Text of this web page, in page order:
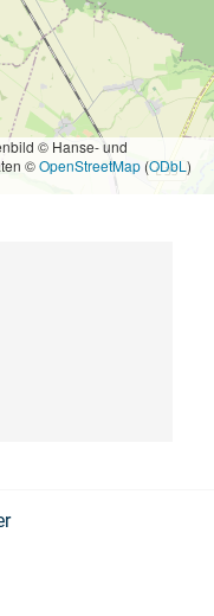
© Hanse- und
©OpenStreetMap (ODbL )